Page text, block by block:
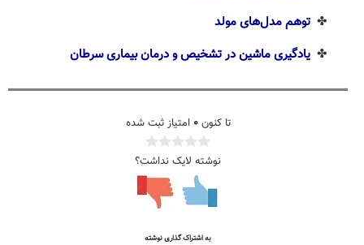
✤توهم مدل‌های مولد
✤یادگیری ماشین در تشخیص و درمان بیماری سرطان
تا کنون۰امتیاز ثبت شده
نوشته لایک نداشت؟
به اشتراک گذاری نوشته